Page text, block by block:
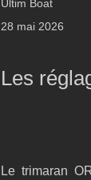
Ultim Boat
28 mai 2026
Les
Le trimaran